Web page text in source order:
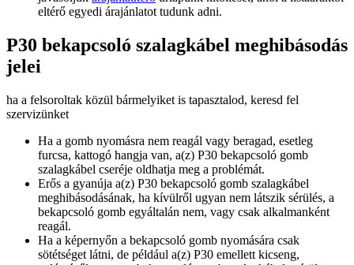
eltérő egyedi árajánlatot tudunk adni.
P30 bekapcsoló szalagkábel meghibásodás
jelei
ha a felsoroltak közül bármelyiket is tapasztalod, keresd fel
szervizünket
Ha a gomb nyomásra nem reagál vagy beragad, esetleg
furcsa, kattogó hangja van, a(z) P30 bekapcsoló gomb
szalagkábel cseréje oldhatja meg a problémát.
Erős a gyanúja a(z) P30 bekapcsoló gomb szalagkábel
meghibásodásának, ha kívülről ugyan nem látszik sérülés, a
bekapcsoló gomb egyáltalán nem, vagy csak alkalmanként
reagál.
Ha a képernyőn a bekapcsoló gomb nyomására csak
sötétséget látni, de például a(z) P30 emellett kicseng,